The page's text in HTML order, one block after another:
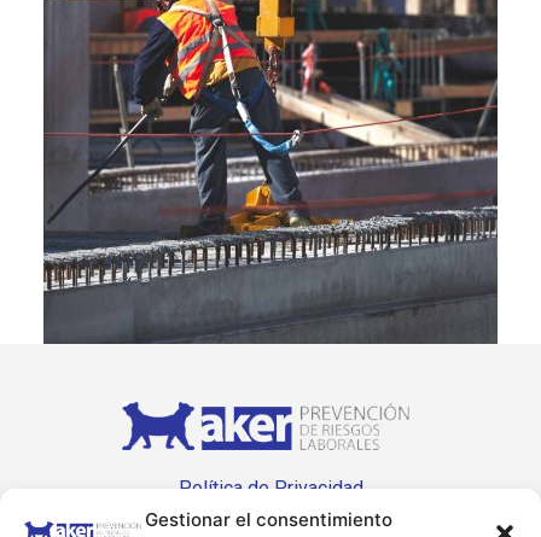
Gestionar el consentimiento
Política de Privacidad
Política de Cookies